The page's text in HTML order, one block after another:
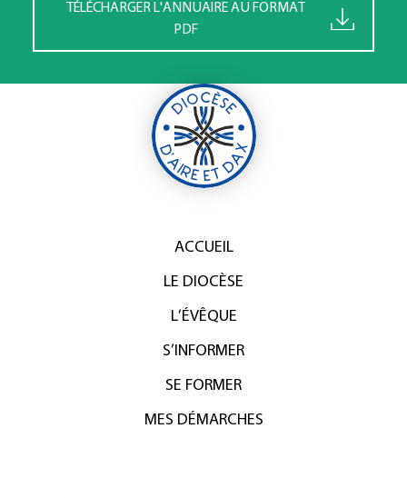
TÉLÉCHARGER L'ANNUAIRE AU FORMAT
PDF
ACCUEIL
LE DIOCÈSE
L’ÉVÊQUE
S’INFORMER
SE FORMER
MES DÉMARCHES